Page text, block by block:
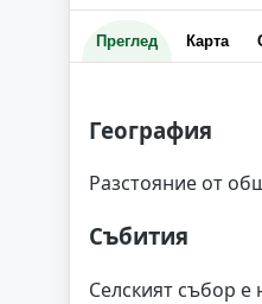
Преглед Карта
География
Разстояние от
Събития
Селският събор е